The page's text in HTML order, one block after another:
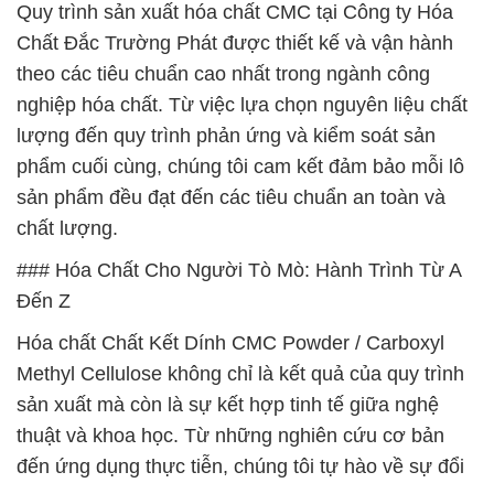
Quy trình sản xuất hóa chất CMC tại Công ty Hóa
Chất Đắc Trường Phát được thiết kế và vận hành
theo các tiêu chuẩn cao nhất trong ngành công
nghiệp hóa chất. Từ việc lựa chọn nguyên liệu chất
lượng đến quy trình phản ứng và kiểm soát sản
phẩm cuối cùng, chúng tôi cam kết đảm bảo mỗi lô
sản phẩm đều đạt đến các tiêu chuẩn an toàn và
chất lượng.
### Hóa Chất Cho Người Tò Mò: Hành Trình Từ A
Đến Z
Hóa chất Chất Kết Dính CMC Powder / Carboxyl
Methyl Cellulose không chỉ là kết quả của quy trình
sản xuất mà còn là sự kết hợp tinh tế giữa nghệ
thuật và khoa học. Từ những nghiên cứu cơ bản
đến ứng dụng thực tiễn, chúng tôi tự hào về sự đổi